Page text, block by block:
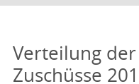
Verteilung
Zuschüsse